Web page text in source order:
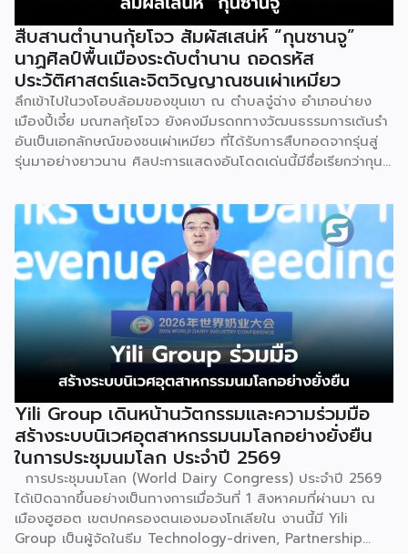
สืบสานตำนานกุ้ยโจว สัมผัสเสน่ห์ “กุนซานจู”
นาฏศิลป์พื้นเมืองระดับตำนาน ถอดรหัส
ประวัติศาสตร์และจิตวิญญาณชนเผ่าเหมียว
ลึกเข้าไปในวงโอบล้อมของขุนเขา ณ ตำบลจู๋ฉ่าง อำเภอน่ายง
เมืองปี้เจี๋ย มณฑลกุ้ยโจว ยังคงมีมรดกทางวัฒนธรรมการเต้นรำ
อันเป็นเอกลักษณ์ของชนเผ่าเหมียว ที่ได้รับการสืบทอดจากรุ่นสู่
รุ่นมาอย่างยาวนาน ศิลปะการแสดงอันโดดเด่นนี้มีชื่อเรียกว่ากุน
โจว” ซึ่งทรงคุณค่าเป็นยิ่งกว่าการแสดง เพราะทำหน้าที่จดบันทึก
ประวัติศาสตร์การอพยพย้ายถิ่นฐาน สะท้อนภูมิปัญญาทาง
วัฒนธรรมอันรุ่มรวย และตอกย้ำจิตวิญญาณอันแข็งแกร่งของ
ชนเผ่าเหมียวไว้ได้อย่างงดงาม ตำนานเล่าว่า ยามอพยพย้าย
ถิ่นฐานในอดีตกาล เส้นทางของชาวเหมียวต้องเผชิญกับเทือกเขา
สูงชันและพงหนามรกร้าง เพื่อเปิดทางให้เพื่อนพ้องเดินทางผ่าน
พงไพร เหล่าผู้กล้าหาญจึงใช้ร่างกายของตนกลิ้งทับพงหนาม
อย่างไม่เกรงกลัวเพื่อถางทางให้คนในเผ่า ด้วยเหตุนี้ คนรุ่นหลังจึง
ได้จำลองท่วงท่าการกลิ้งตัวดังกล่าวมาต่อยอดและรังสรรค์เป็น
ระบำลู่เซิงอันเป็นเอกลักษณ์ เพื่อรำลึกถึงความกล้าหาญและหยาด
เหงื่อแรงกายของบรรพบุรุษ โดยทุกท่วงท่าการกลิ้งตัวคือการ
คารวะต่อบรรพชน และทุกการกระโดดสะท้อนถึงจิตวิญญาณอัน
แรงกล้าของชนเผ่าเหมียว กุนซานจูถือเป็นหนึ่งในศิลปะการ
เต้นรำที่ปราบเซียนและท้าทายที่สุดของชนเผ่าเหมียว ผู้แสดงจะ
สวมเสื้อนอกสีขาวปักลายอันประณีต และสวมหมวกขนไก่ฟ้า
พร้อมบรรเลงลู่เซิงแบบ 6 ท่อ จุดที่ท้าทายที่สุดคือเสียงเพลงจะ
ต้องพลิ้วไหวอย่างต่อเนื่อง นักเต้นจึงต้องเป่าลู่เซิงอย่าง
สม่ำเสมอโดยไม่สะดุด แม้ในยามที่ต้องโลดโผนด้วยท่วงท่าที่ยาก
Yili Group เดินหน้านวัตกรรมและความร่วมมือ
สร้างระบบนิเวศอุตสาหกรรมนมโลกอย่างยั่งยืน
ในการประชุมนมโลก ประจำปี 2569
การประชุมนมโลก (World Dairy Congress) ประจำปี 2569
ได้เปิดฉากขึ้นอย่างเป็นทางการเมื่อวันที่ 1 สิงหาคมที่ผ่านมา ณ
เมืองฮูฮอต เขตปกครองตนเองมองโกเลียใน งานนี้มี Yili
Group เป็นผู้จัดในธีม Technology-driven, Partnership